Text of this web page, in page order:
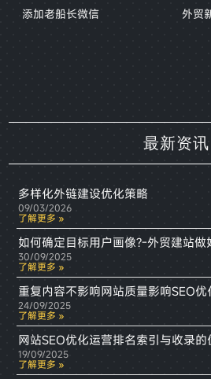
添加老船长微信 外贸
最新资讯
多样化外链建设优化策略
09/03/2026
了解更多 »
如何确定目标用户画像?-外贸建站做
30/09/2025
了解更多 »
重复内容不影响网站质量影响SEO优
24/09/2025
了解更多 »
网站SEO优化运营排名索引与收录的
19/09/2025
了解更多 »